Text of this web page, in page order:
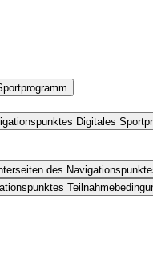
Digitales
des